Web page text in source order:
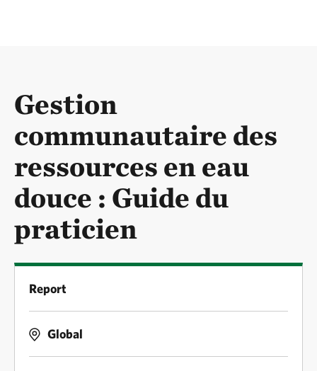
Gestion
communautaire des
ressources en eau
douce : Guide du
praticien
Report
Global